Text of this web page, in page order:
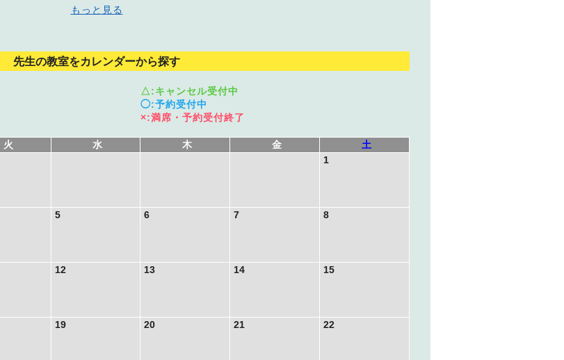
もっと見る
先生の教室をカレンダーから探す
△:キャンセル受付中
◯:予約受付中
×:満席・予約受付終了
火 水 木 金
土
1
5 6 7 8
12 13 14 15
19 20 21 22